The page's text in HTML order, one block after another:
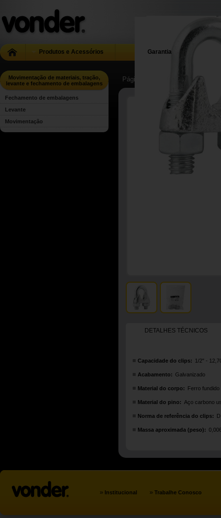
Produtos e Acessórios Garantia
Movimentação de materiais, tração,
levante e fechamento de embalagens
Fechamento de embalagens
Levante
Movimentação
Página Inicial |
DETALHES TÉCNICOS
Capacidade do clips: 1/2" -
Acabamento: Galvanizado
Material do corpo: Ferro fundido
Material do pino: Aço carbono
Norma de referência do clips:
Massa aproximada (peso):
» Institucional » Trabalhe Conosco